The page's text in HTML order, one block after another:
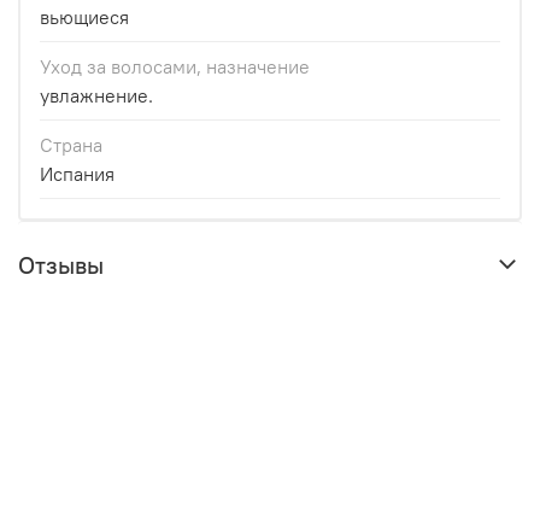
вьющиеся
Уход за волосами, назначение
увлажнение.
Страна
Испания
Отзывы